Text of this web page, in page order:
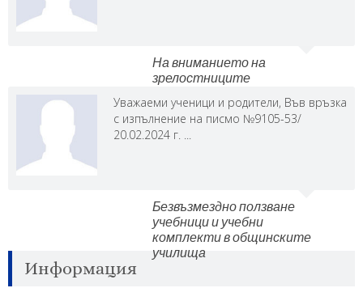
На вниманието на
зрелостниците
Уважаеми ученици и родители, Във връзка
с изпълнение на писмо №9105-53/
20.02.2024 г. ...
Безвъзмездно ползване
учебници и учебни
комплекти в общинските
училища
Информация